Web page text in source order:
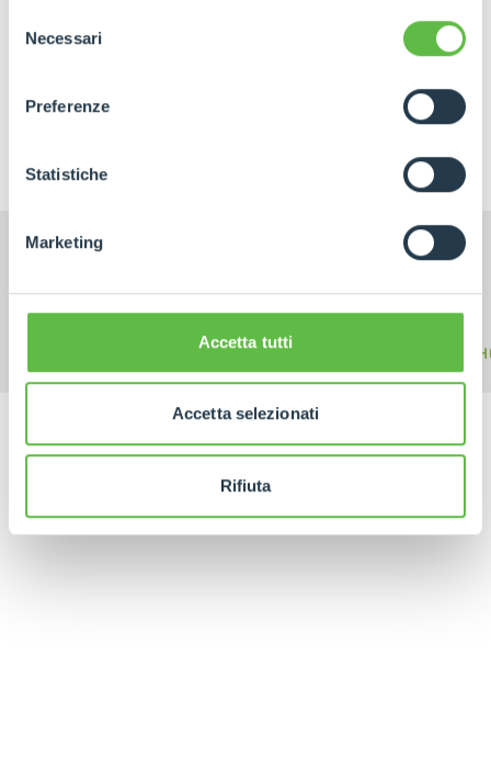
ogni pagina, selezionare "Modifichi il suo consenso" e
dell'informativa completa nel footer presente in ogni
pagina. Per esercitare i diritti riconosciuti all'interessato ai
GDPR abbiamo predisposto una
apposita procedura.
delNecessari
Preferenze
Statistiche
Marketing
Accetta tutti
Accetta selezionati
Rifiuta
BUCKETS